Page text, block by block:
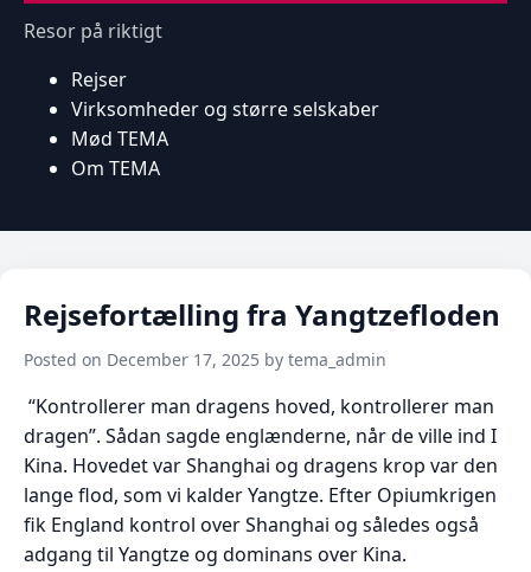
Resor på riktigt
Rejser
Virksomheder og større selskaber
Mød TEMA
Om TEMA
Rejsefortælling fra Yangtzefloden
Posted on December 17, 2025 by tema_admin
“Kontrollerer man dragens hoved, kontrollerer man
dragen”. Sådan sagde englænderne, når de ville ind I
Kina. Hovedet var Shanghai og dragens krop var den
lange flod, som vi kalder Yangtze. Efter Opiumkrigen
fik England kontrol over Shanghai og således også
adgang til Yangtze og dominans over Kina.